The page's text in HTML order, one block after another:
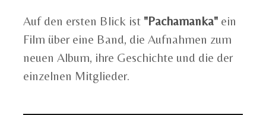
Auf den ersten Blick ist "Pachamanka" ein
Film über eine Band, die Aufnahmen zum
neuen Album, ihre Geschichte und die der
einzelnen Mitglieder.